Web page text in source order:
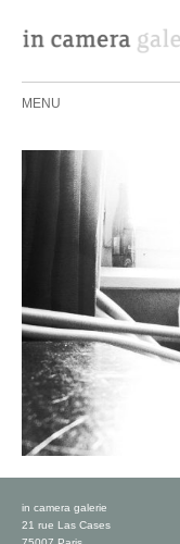
MENU
in camera galerie
21 rue Las Cases